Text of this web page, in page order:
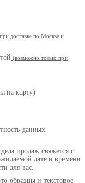
доставке по Москве и
(возможно только при
на карту)
данных
продаж свяжется с
дате и времени
для вас.
образцы и текстовое